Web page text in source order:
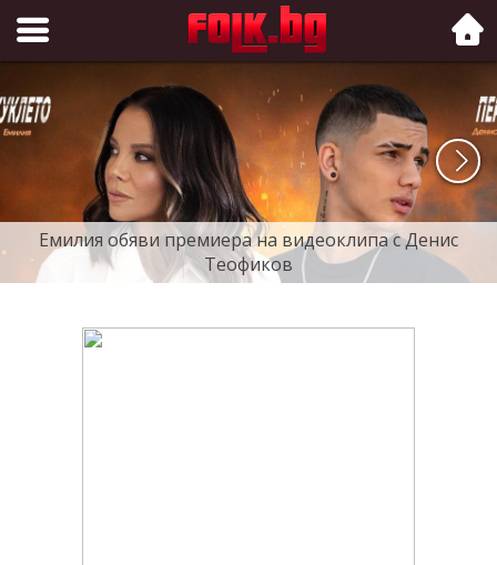
Folk.bg
Емилия обяви премиера на видеоклипа с Денис
Теофиков